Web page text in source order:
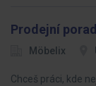
Prodejní
Möbelix
Chceš práci, kde